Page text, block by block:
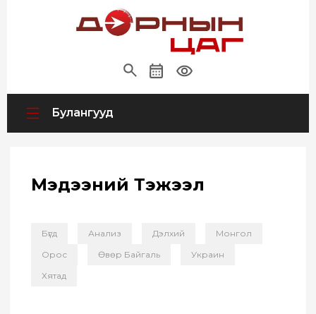
Булангууд
Мэдээний Тэжээл
Бүгд Анализ Дэлхий
Монгол
Орос
Өвөр Байгаль
Украин
Хятад